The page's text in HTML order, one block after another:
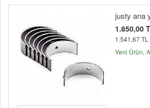
justy ana
1.850,00
1.541,67 TL
Yeni Ürün